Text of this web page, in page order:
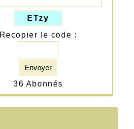
ETzy
Recopier le code :
Envoyer
36 Abonnés